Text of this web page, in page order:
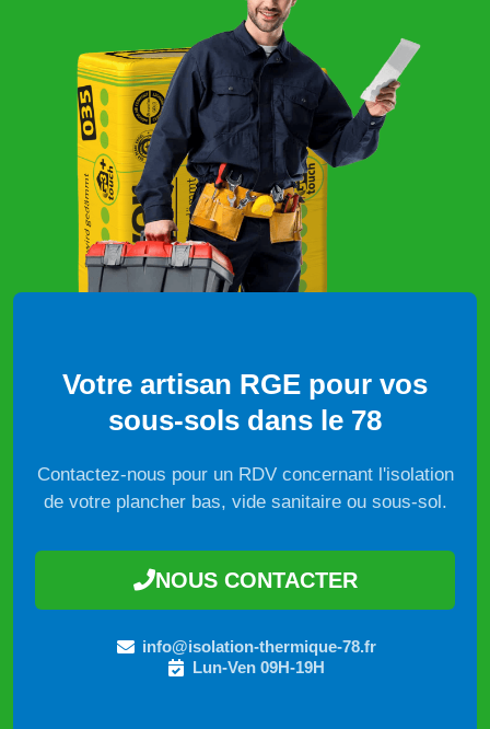
Votre artisan RGE pour vos
sous-sols dans le 78
Contactez-nous pour un RDV concernant l'isolation
de votre plancher bas, vide sanitaire ou sous-sol.
NOUS CONTACTER
info@isolation-thermique-78.fr
Lun-Ven 09H-19H